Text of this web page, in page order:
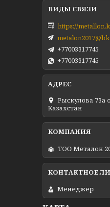
https://
+77003317745
+77003317745
Рыскулова 73а
Казахстан
ТОО Металон
Менеджер